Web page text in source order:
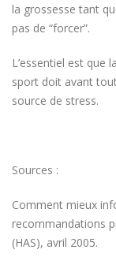
la grossesse tant
pas de “forcer”.
L’essentiel est que
sport doit avant
source de stress.
Sources :
Comment mieux
recommandations
(HAS), avril 2005.